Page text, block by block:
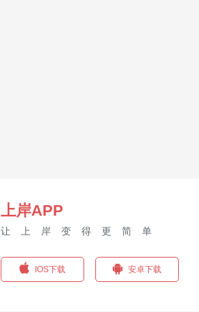
上岸APP
让上岸变得更简单
IOS下载 安卓下载